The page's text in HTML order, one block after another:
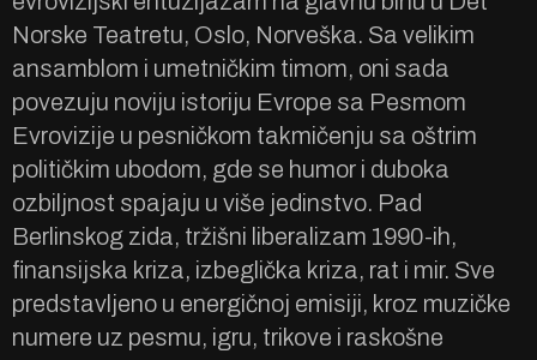
Norske Teatretu, Oslo, Norveška. Sa velikim
ansamblom i umetničkim timom, oni sada
povezuju noviju istoriju Evrope sa Pesmom
Evrovizije u pesničkom takmičenju sa oštrim
političkim ubodom, gde se humor i duboka
ozbiljnost spajaju u više jedinstvo. Pad
Berlinskog zida, tržišni liberalizam 1990-ih,
finansijska kriza, izbeglička kriza, rat i mir. Sve
predstavljeno u energičnoj emisiji, kroz muzičke
numere uz pesmu, igru, trikove i raskošne